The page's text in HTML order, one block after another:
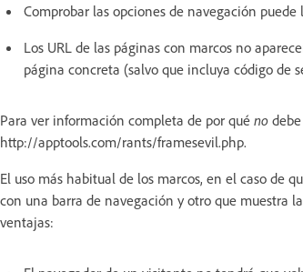
Comprobar las opciones de navegación
Los URL de las páginas con marcos no
página concreta (salvo que incluya código de
Para ver información completa de por qué no
http://apptools.com/rants/framesevil.php.
El uso más habitual de los marcos, en el caso de
con una barra de navegación y otro que muestra
ventajas: